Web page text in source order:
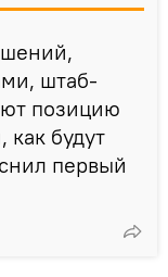
штаб-
позицию
будут
первый